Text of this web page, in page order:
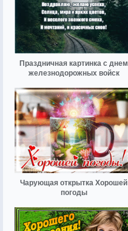
Праздничная картинка с днем
железнодорожных войск
Чарующая открытка Хорошей
погоды